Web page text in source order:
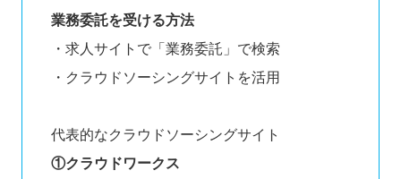
業務委託を受ける方法
・求人サイトで「業務委託」で検索
・クラウドソーシングサイトを活用
代表的なクラウドソーシングサイト
①クラウドワークス